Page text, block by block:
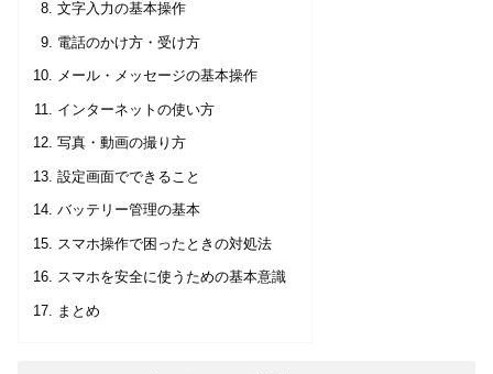
文字入力の基本操作
電話のかけ方・受け方
メール・メッセージの基本操作
インターネットの使い方
写真・動画の撮り方
設定画面でできること
バッテリー管理の基本
スマホ操作で困ったときの対処法
スマホを安全に使うための基本意識
まとめ